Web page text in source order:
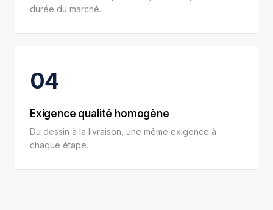
durée du marché.
04
Exigence qualité homogène
Du dessin à la livraison, une même exigence à
chaque étape.